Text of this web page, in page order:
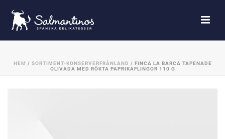
HEM / SORTIMENT-KONSERVERFRÅNLAND / FINCA LA BARCA TAPENADE
OLIVADA MED RÖKTA PAPRIKAFLINGOR 110 G